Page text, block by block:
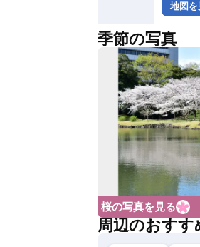
地図を
季節の写真
桜の写真を見る
周辺のおすす